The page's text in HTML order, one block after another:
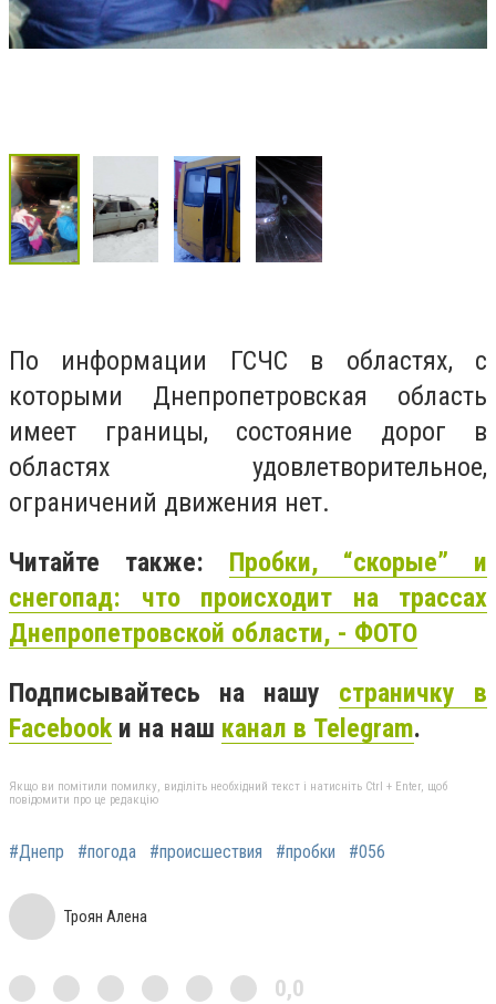
По информации ГСЧС в областях, с
которыми Днепропетровская область
имеет границы, состояние дорог в
областях удовлетворительное,
ограничений движения нет.
Читайте также: Пробки, “скорые” и
снегопад: что происходит на трассах
Днепропетровской области, - ФОТО
Подписывайтесь на нашу страничку в
Facebook и на наш канал в Telegram.
Якщо ви помітили помилку, виділіть необхідний текст і натисніть Ctrl + Enter, щоб
повідомити про це редакцію
#Днепр #погода #происшествия #пробки #056
Троян Алена
0,0